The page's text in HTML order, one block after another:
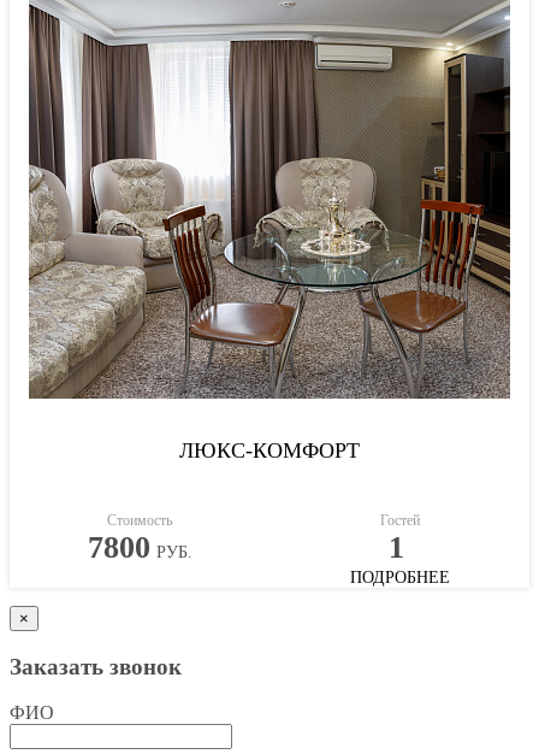
ЛЮКС-КОМФОРТ
Стоимость
7800 РУБ.
Гостей
1
ПОДРОБНЕЕ
×
Заказать звонок
ФИО